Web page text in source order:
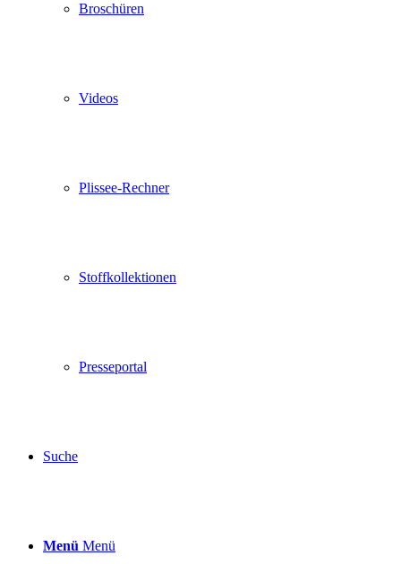
Broschüren
Videos
Plissee-Rechner
Stoffkollektionen
Presseportal
Suche
Menü Menü